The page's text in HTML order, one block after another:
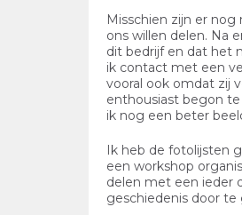
Misschien zijn er
ons willen delen. Na
dit bedrijf en dat het
ik contact met een
vooral ook omdat zij
enthousiast begon
ik nog een beter
Ik heb de fotolijsten
een workshop
delen met een ieder
geschiedenis door te